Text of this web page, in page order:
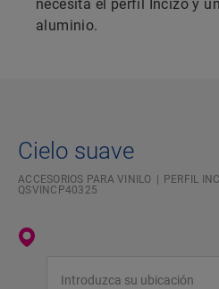
necesita el perfil Incizo y
aluminio.
Cielo suave
ACCESORIOS PARA VINILO
PERFIL
QSVINCP40325